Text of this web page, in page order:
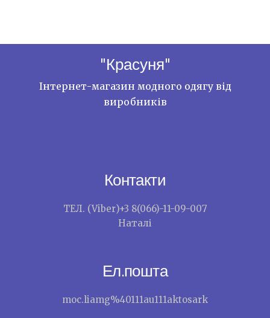
"Красуня"
Інтернет-магазин модного одягу від
виробників
Контакти
ТЕЛ. (Viber)+3 8(066)-11-09-007
Наталі
Ел.пошта
moc.liamg%40111au111aktosark